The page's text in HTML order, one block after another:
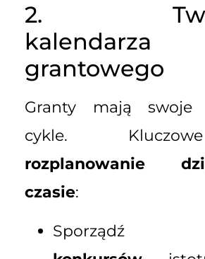
2.
kalendarza
grantowego
Granty mają
cykle.
rozplanowanie
czasie:
Sporządź